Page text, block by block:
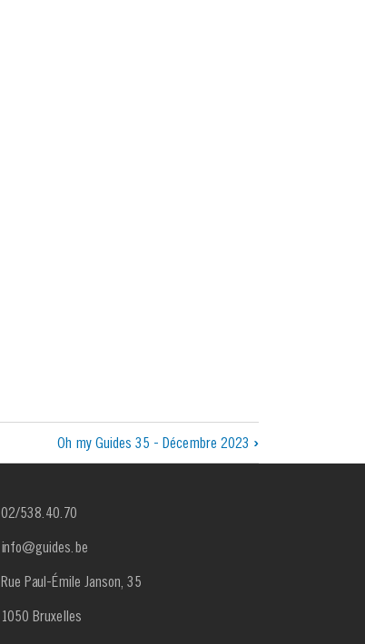
Oh my Guides 35 - Décembre 2023 ›
02/538.40.70
info@guides.be
Rue Paul-Émile Janson, 35
1050 Bruxelles